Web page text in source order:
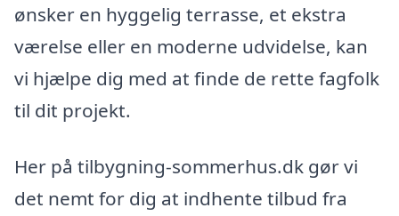
ønsker en hyggelig terrasse, et ekstra
værelse eller en moderne udvidelse, kan
vi hjælpe dig med at finde de rette fagfolk
til dit projekt.
Her på tilbygning-sommerhus.dk gør vi
det nemt for dig at indhente tilbud fra